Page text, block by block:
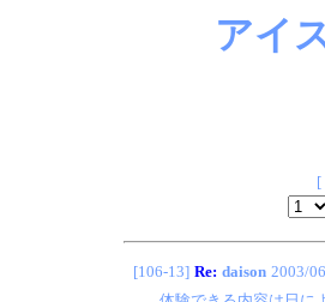
アイ
[
[106-13] Re: daison 2003/